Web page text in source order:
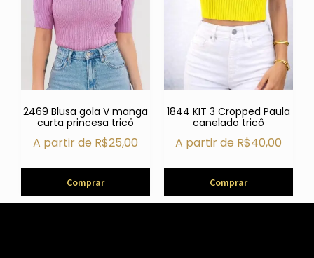
2469 Blusa gola V manga
curta princesa tricô
A partir de R$25,00
Comprar
1844 KIT 3 Cropped Paula
canelado tricô
A partir de R$40,00
Comprar